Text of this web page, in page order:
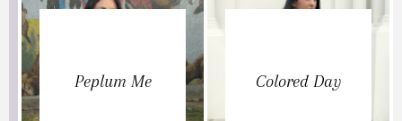
Peplum Me Colored Day